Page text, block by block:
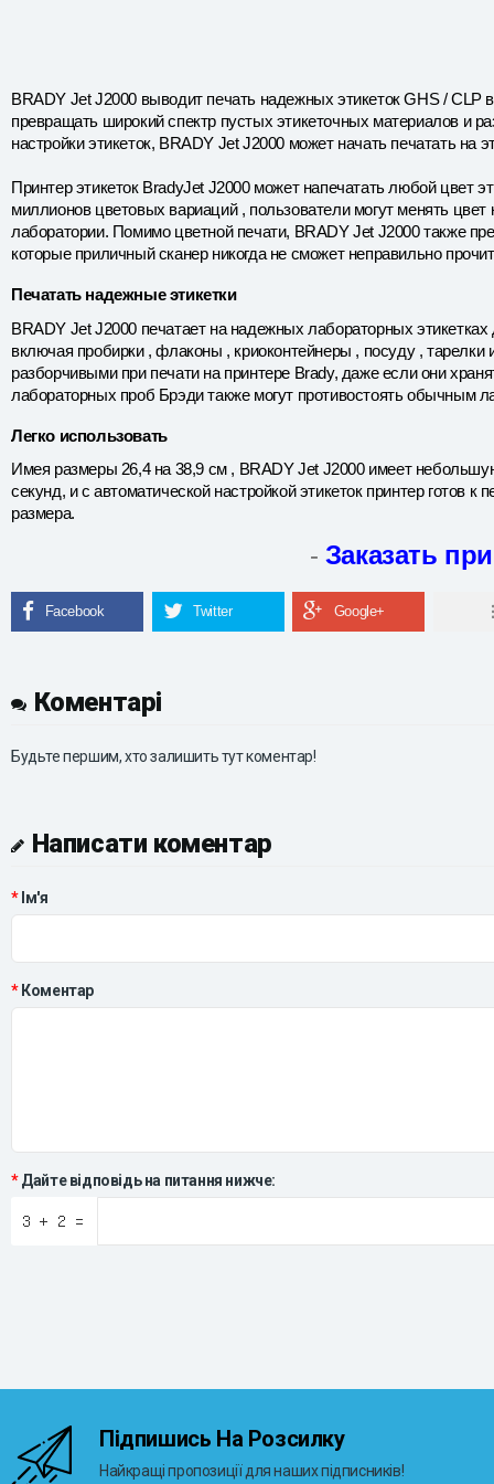
BRADY Jet J2000 выводит печать надежных этикеток GHS / CLPв
превращать широкий спектр пустых этикеточных материалов и
настройки этикеток, BRADY Jet J2000 может начать печатать на
Принтер этикеток BradyJet J2000 может напечатать любой цвет
миллионов цветовых вариаций , пользователи могут менять
лаборатории. Помимо цветной печати, BRADY Jet J2000 также
которые приличный сканер никогда не сможет неправильно
Печатать надежные этикетки
BRADY Jet J2000 печатает на надежных лабораторных
включая пробирки , флаконы , криоконтейнеры , посуду ,
разборчивыми при печати на принтере Brady, даже если они
лабораторных проб Брэди также могут противостоять обычным
Легко использовать
Имея размеры 26,4 на 38,9 см , BRADY Jet J2000 имеет
секунд, и с автоматической настройкой этикеток принтер готов
размера.
- Заказать
Коментарі
Будьте першим, хто залишить тут коментар!
Написати коментар
Ім'я
Коментар
Дайте відповідь на питання нижче:
Підпишись На Розсилку
Найкращі пропозиції для наших підписників!